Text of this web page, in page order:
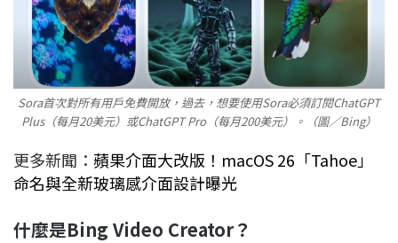
Sora首次對所有用戶免費開放，過去，想要使用Sora必須訂閱ChatGPT
Plus（每月20美元）或ChatGPT Pro（每月200美元）。（圖／Bing）
更多新聞： 蘋果介面大改版！macOS 26「Tahoe」
命名與全新玻璃感介面設計曝光
什麼是Bing Video Creator？